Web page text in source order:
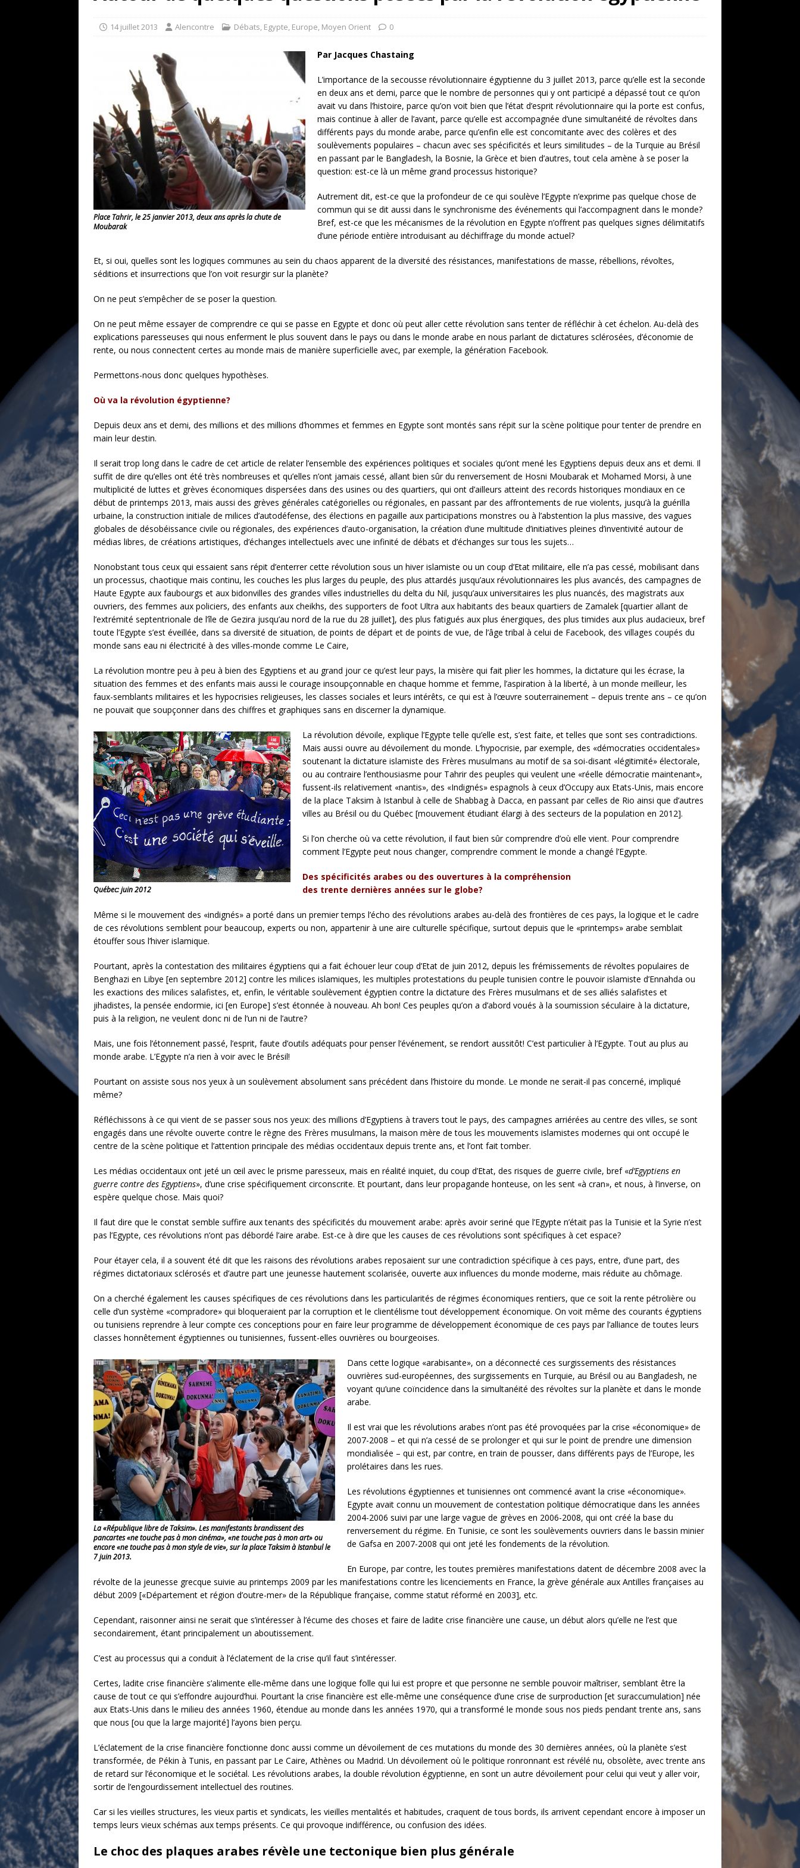
[ 17 juillet 2026 ]
«Le discours de Trump sur la “fraude électorale” était une blague de mauvais
goût… et une menace»
ETATS-UNIS
[ 14 juin 2020 ]
Brésil. Les vies noires comptent: l’urgence de la démilitarisation de la Police militaire
* LA UNE
14 juillet 2013 Alencontre Débats, Egypte, Europe, Moyen Orient 0
Place Tahrir, le 25 janvier 2013, deux ans après la chute de
Moubarak
Par Jacques Chastaing
L’importance de la secousse révolutionnaire égyptienne du 3 juillet 2013, parce qu’elle est la seconde
en deux ans et demi, parce que le nombre de personnes qui y ont participé a dépassé tout ce qu’on
avait vu dans l’histoire, parce qu’on voit bien que l’état d’esprit révolutionnaire qui la porte est confus,
mais continue à aller de l’avant, parce qu’elle est accompagnée d’une simultanéité de révoltes dans
différents pays du monde arabe, parce qu’enfin elle est concomitante avec des colères et des
soulèvements populaires – chacun avec ses spécificités et leurs similitudes – de la Turquie au Brésil
en passant par le Bangladesh, la Bosnie, la Grèce et bien d’autres, tout cela amène à se poser la
question: est-ce là un même grand processus historique?
Autrement dit, est-ce que la profondeur de ce qui soulève l’Egypte n’exprime pas quelque chose de
commun qui se dit aussi dans le synchronisme des événements qui l’accompagnent dans le monde?
Bref, est-ce que les mécanismes de la révolution en Egypte n’offrent pas quelques signes délimitatifs
d’une période entière introduisant au déchiffrage du monde actuel?
Et, si oui, quelles sont les logiques communes au sein du chaos apparent de la diversité des résistances, manifestations de masse, rébellions, révoltes,
séditions et insurrections que l’on voit resurgir sur la planète?
On ne peut s’empêcher de se poser la question.
On ne peut même essayer de comprendre ce qui se passe en Egypte et donc où peut aller cette révolution sans tenter de réfléchir à cet échelon. Au-delà des
explications paresseuses qui nous enferment le plus souvent dans le pays ou dans le monde arabe en nous parlant de dictatures sclérosées, d’économie de
rente, ou nous connectent certes au monde mais de manière superficielle avec, par exemple, la génération Facebook.
Permettons-nous donc quelques hypothèses.
Où va la révolution égyptienne?
Depuis deux ans et demi, des millions et des millions d’hommes et femmes en Egypte sont montés sans répit sur la scène politique pour tenter de prendre en
main leur destin.
Il serait trop long dans le cadre de cet article de relater l’ensemble des expériences politiques et sociales qu’ont mené les Egyptiens depuis deux ans et demi. Il
suffit de dire qu’elles ont été très nombreuses et qu’elles n’ont jamais cessé, allant bien sûr du renversement de Hosni Moubarak et Mohamed Morsi, à une
multiplicité de luttes et grèves économiques dispersées dans des usines ou des quartiers, qui ont d’ailleurs atteint des records historiques mondiaux en ce
début de printemps 2013, mais aussi des grèves générales catégorielles ou régionales, en passant par des affrontements de rue violents, jusqu’à la guérilla
urbaine, la construction initiale de milices d’autodéfense, des élections en pagaille aux participations monstres ou à l’abstention la plus massive, des vagues
globales de désobéissance civile ou régionales, des expériences d’auto-organisation, la création d’une multitude d’initiatives pleines d’inventivité autour de
médias libres, de créations artistiques, d’échanges intellectuels avec une infinité de débats et d’échanges sur tous les sujets…
Nonobstant tous ceux qui essaient sans répit d’enterrer cette révolution sous un hiver islamiste ou un coup d’Etat militaire, elle n’a pas cessé, mobilisant dans
un processus, chaotique mais continu, les couches les plus larges du peuple, des plus attardés jusqu’aux révolutionnaires les plus avancés, des campagnes de
Haute Egypte aux faubourgs et aux bidonvilles des grandes villes industrielles du delta du Nil, jusqu’aux universitaires les plus nuancés, des magistrats aux
ouvriers, des femmes aux policiers, des enfants aux cheikhs, des supporters de foot Ultra aux habitants des beaux quartiers de Zamalek [quartier allant de
l’extrémité septentrionale de l’île de Gezira jusqu’au nord de la rue du 28 juillet], des plus fatigués aux plus énergiques, des plus timides aux plus audacieux, bref
toute l’Egypte s’est éveillée, dans sa diversité de situation, de points de départ et de points de vue, de l’âge tribal à celui de Facebook, des villages coupés du
monde sans eau ni électricité à des villes-monde comme Le Caire,
La révolution montre peu à peu à bien des Egyptiens et au grand jour ce qu’est leur pays, la misère qui fait plier les hommes, la dictature qui les écrase, la
situation des femmes et des enfants mais aussi le courage insoupçonnable en chaque homme et femme, l’aspiration à la liberté, à un monde meilleur, les
faux-semblants militaires et les hypocrisies religieuses, les classes sociales et leurs intérêts, ce qui est à l’œuvre souterrainement – depuis trente ans – ce qu’on
ne pouvait que soupçonner dans des chiffres et graphiques sans en discerner la dynamique.
Québec: juin 2012
La révolution dévoile, explique l’Egypte telle qu’elle est, s’est faite, et telles que sont ses contradictions.
Mais aussi ouvre au dévoilement du monde. L’hypocrisie, par exemple, des «démocraties occidentales»
soutenant la dictature islamiste des Frères musulmans au motif de sa soi-disant «légitimité» électorale,
ou au contraire l’enthousiasme pour Tahrir des peuples qui veulent une «réelle démocratie maintenant»,
fussent-ils relativement «nantis», des «Indignés» espagnols à ceux d’Occupy aux Etats-Unis, mais encore
de la place Taksim à Istanbul à celle de Shabbag à Dacca, en passant par celles de Rio ainsi que d’autres
villes au Brésil ou du Québec [mouvement étudiant élargi à des secteurs de la population en 2012].
Si l’on cherche où va cette révolution, il faut bien sûr comprendre d’où elle vient. Pour comprendre
comment l’Egypte peut nous changer, comprendre comment le monde a changé l’Egypte.
Des spécificités arabes ou des ouvertures à la compréhension
des trente dernières années sur le globe?
Même si le mouvement des «indignés» a porté dans un premier temps l’écho des révolutions arabes au-delà des frontières de ces pays, la logique et le cadre
de ces révolutions semblent pour beaucoup, experts ou non, appartenir à une aire culturelle spécifique, surtout depuis que le «printemps» arabe semblait
étouffer sous l’hiver islamique.
Pourtant, après la contestation des militaires égyptiens qui a fait échouer leur coup d’Etat de juin 2012, depuis les frémissements de révoltes populaires de
Benghazi en Libye [en septembre 2012] contre les milices islamiques, les multiples protestations du peuple tunisien contre le pouvoir islamiste d’Ennahda ou
les exactions des milices salafistes, et, enfin, le véritable soulèvement égyptien contre la dictature des Frères musulmans et de ses alliés salafistes et
jihadistes, la pensée endormie, ici [en Europe] s’est étonnée à nouveau. Ah bon! Ces peuples qu’on a d’abord voués à la soumission séculaire à la dictature,
puis à la religion, ne veulent donc ni de l’un ni de l’autre?
Mais, une fois l’étonnement passé, l’esprit, faute d’outils adéquats pour penser l’événement, se rendort aussitôt! C’est particulier à l’Egypte. Tout au plus au
monde arabe. L’Egypte n’a rien à voir avec le Brésil!
Pourtant on assiste sous nos yeux à un soulèvement absolument sans précédent dans l’histoire du monde. Le monde ne serait-il pas concerné, impliqué
même?
Réfléchissons à ce qui vient de se passer sous nos yeux: des millions d’Egyptiens à travers tout le pays, des campagnes arriérées au centre des villes, se sont
engagés dans une révolte ouverte contre le règne des Frères musulmans, la maison mère de tous les mouvements islamistes modernes qui ont occupé le
centre de la scène politique et l’attention principale des médias occidentaux depuis trente ans, et l’ont fait tomber.
Les médias occidentaux ont jeté un œil avec le prisme paresseux, mais en réalité inquiet, du coup d’Etat, des risques de guerre civile, bref «d’Egyptiens en
guerre contre des Egyptiens», d’une crise spécifiquement circonscrite. Et pourtant, dans leur propagande honteuse, on les sent «à cran», et nous, à l’inverse, on
espère quelque chose. Mais quoi?
Il faut dire que le constat semble suffire aux tenants des spécificités du mouvement arabe: après avoir seriné que l’Egypte n’était pas la Tunisie et la Syrie n’est
pas l’Egypte, ces révolutions n’ont pas débordé l’aire arabe. Est-ce à dire que les causes de ces révolutions sont spécifiques à cet espace?
Pour étayer cela, il a souvent été dit que les raisons des révolutions arabes reposaient sur une contradiction spécifique à ces pays, entre, d’une part, des
régimes dictatoriaux sclérosés et d’autre part une jeunesse hautement scolarisée, ouverte aux influences du monde moderne, mais réduite au chômage.
On a cherché également les causes spécifiques de ces révolutions dans les particularités de régimes économiques rentiers, que ce soit la rente pétrolière ou
celle d’un système «compradore» qui bloqueraient par la corruption et le clientélisme tout développement économique. On voit même des courants égyptiens
ou tunisiens reprendre à leur compte ces conceptions pour en faire leur programme de développement économique de ces pays par l’alliance de toutes leurs
classes honnêtement égyptiennes ou tunisiennes, fussent-elles ouvrières ou bourgeoises.
La «République libre de Taksim». Les manifestants brandissent des
pancartes «ne touche pas à mon cinéma», «ne touche pas à mon art» ou
encore «ne touche pas à mon style de vie», sur la place Taksim à Istanbul le
7 juin 2013.
Dans cette logique «arabisante», on a déconnecté ces surgissements des résistances
ouvrières sud-européennes, des surgissements en Turquie, au Brésil ou au Bangladesh, ne
voyant qu’une coïncidence dans la simultanéité des révoltes sur la planète et dans le monde
arabe.
Il est vrai que les révolutions arabes n’ont pas été provoquées par la crise «économique» de
2007-2008 – et qui n’a cessé de se prolonger et qui sur le point de prendre une dimension
mondialisée – qui est, par contre, en train de pousser, dans différents pays de l’Europe, les
prolétaires dans les rues.
Les révolutions égyptiennes et tunisiennes ont commencé avant la crise «économique».
Egypte avait connu un mouvement de contestation politique démocratique dans les années
2004-2006 suivi par une large vague de grèves en 2006-2008, qui ont créé la base du
renversement du régime. En Tunisie, ce sont les soulèvements ouvriers dans le bassin minier
de Gafsa en 2007-2008 qui ont jeté les fondements de la révolution.
En Europe, par contre, les toutes premières manifestations datent de décembre 2008 avec la
révolte de la jeunesse grecque suivie au printemps 2009 par les manifestations contre les licenciements en France, la grève générale aux Antilles françaises au
début 2009 [«Département et région d’outre-mer» de la République française, comme statut réformé en 2003], etc.
Cependant, raisonner ainsi ne serait que s’intéresser à l’écume des choses et faire de ladite crise financière une cause, un début alors qu’elle ne l’est que
secondairement, étant principalement un aboutissement.
C’est au processus qui a conduit à l’éclatement de la crise qu’il faut s’intéresser.
Certes, ladite crise financière s’alimente elle-même dans une logique folle qui lui est propre et que personne ne semble pouvoir maîtriser, semblant être la
cause de tout ce qui s’effondre aujourd’hui. Pourtant la crise financière est elle-même une conséquence d’une crise de surproduction [et suraccumulation] née
aux Etats-Unis dans le milieu des années 1960, étendue au monde dans les années 1970, qui a transformé le monde sous nos pieds pendant trente ans, sans
que nous [ou que la large majorité] l’ayons bien perçu.
L’éclatement de la crise financière fonctionne donc aussi comme un dévoilement de ces mutations du monde des 30 dernières années, où la planète s’est
transformée, de Pékin à Tunis, en passant par Le Caire, Athènes ou Madrid. Un dévoilement où le politique ronronnant est révélé nu, obsolète, avec trente ans
de retard sur l’économique et le sociétal. Les révolutions arabes, la double révolution égyptienne, en sont un autre dévoilement pour celui qui veut y aller voir,
sortir de l’engourdissement intellectuel des routines.
Car si les vieilles structures, les vieux partis et syndicats, les vieilles mentalités et habitudes, craquent de tous bords, ils arrivent cependant encore à imposer un
temps leurs vieux schémas aux temps présents. Ce qui provoque indifférence, ou confusion des idées.
Le choc des plaques arabes révèle une tectonique bien plus générale